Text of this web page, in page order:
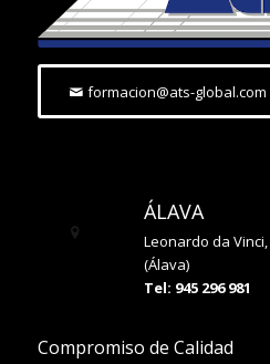
formacion@ats-global.com
ÁLAVA
Leonardo da Vinci,
(Álava)
Tel: 945 296 981
Compromiso de Calidad